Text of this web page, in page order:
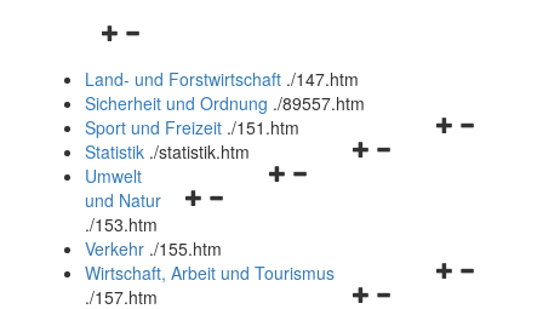
Navigationsmenü
und
schließen
Land- und Forstwirtschaft ./147.htm
Sicherheit und Ordnung ./89557.htm
Navigationsmenü
Sport und Freizeit ./151.htm
Navigationsmenü
Statistik ./statistik.htm
Navigationsmenü
und
schließen
Umwelt
und Natur
./153.htm
Verkehr ./155.htm
Navigationsmenü
Wirtschaft, Arbeit und Tourismus
./157.htm